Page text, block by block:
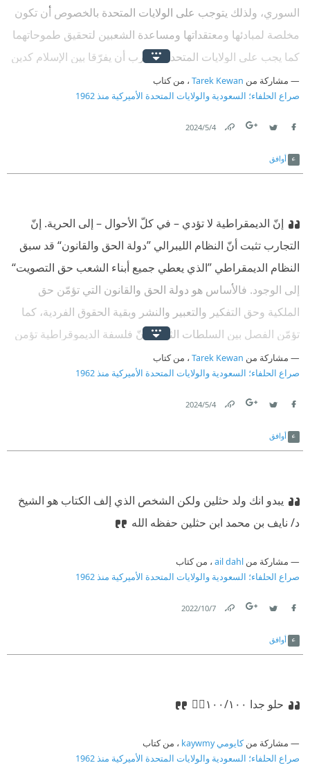
السوري، ولذلك يتوجب على الولايات المتحدة بالخصوص أن تكون
مخلصة لمبادئها ومعتقداتها ومساعدة الشعبين لتحقيق طموحاتهما
كما يجب على الولايات المتحدة والغرب أن يفرّقا بين الإسلام كدين
وبين الأصولية المتعصبة كأيديولوجيا سياسية تستخدم الدين.
مشاركة من Tarek Kewan ، من كتاب
صراع الحلفاء؛ السعودية والولايات المتحدة الأميركية منذ 1962
4‏/5‏/2024
أوافق
إنّ الديمقراطية لا تؤدي – في كلّ الأحوال – إلى الحرية. إنّ
التجارب تثبت أنّ النظام الليبرالي ”دولة الحق والقانون“ قد سبق
النظام الديمقراطي ”الذي يعطي جميع أبناء الشعب حق التصويت“
إلى الوجود. فالأساس هو دولة الحق والقانون التي تؤمّن حق
الملكية وحق التفكير والتعبير والنشر وبقية الحقوق الفردية، كما
تؤمّن الفصل بين السلطات الثلاث. إنّ فلسفة الديموقراطية تؤمن
أنه ينبغي تثقيف الشعب وتعليمه ومحو أميته قبل منحه حق
المساهمة في القرار السياسي .
مشاركة من Tarek Kewan ، من كتاب
صراع الحلفاء؛ السعودية والولايات المتحدة الأميركية منذ 1962
4‏/5‏/2024
أوافق
يبدو انك ولد حثلين ولكن الشخص الذي إلف الكتاب هو الشيخ
د/ نايف بن محمد ابن حثلين حفظه الله
مشاركة من ail dahl ، من كتاب
صراع الحلفاء؛ السعودية والولايات المتحدة الأميركية منذ 1962
7‏/10‏/2022
أوافق
حلو جدا ١٠٠/١٠٠👌🏻
مشاركة منكايومي kaywmy
، من كتاب
صراع الحلفاء؛ السعودية والولايات المتحدة الأميركية منذ 1962